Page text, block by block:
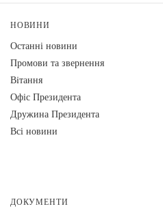
НОВИНИ
Останні новини
Промови та звернення
Вiтання
Офіс Президента
Дружина Президента
Всі новини
ДОКУМЕНТИ